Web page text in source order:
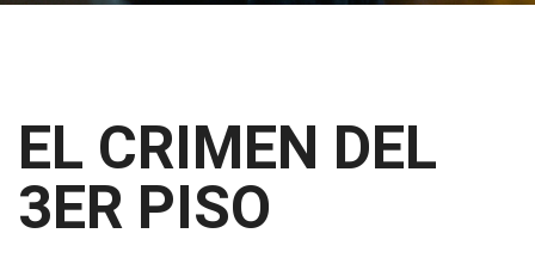
EL CRIMEN DEL
3ER PISO